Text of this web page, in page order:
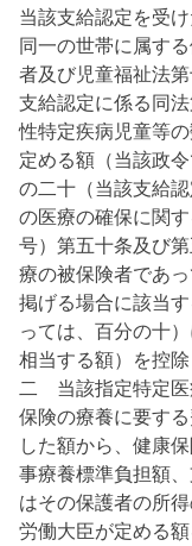
当該支給認定を受
同一の世帯に属す
者及び児童福祉法
支給認定に係る同
性特定疾病児童等
定める額（当該政
の二十（当該支給
の医療の確保に関
号）第五十条及び
療の被保険者であ
掲げる場合に該当
っては、百分の十
相当する額）を控
二 当該指定特定医
保険の療養に要す
した額から、健康
事療養標準負担額
はその保護者の所
労働大臣が定める